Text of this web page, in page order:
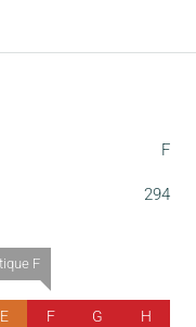
F
294
E
F
F G H